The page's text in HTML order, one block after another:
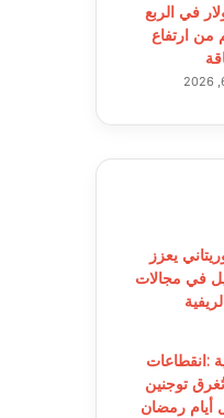
في الربع
من ارتفاع
يعزز
في مجالات
:انقطاعات
توجنين
أيام رمضان